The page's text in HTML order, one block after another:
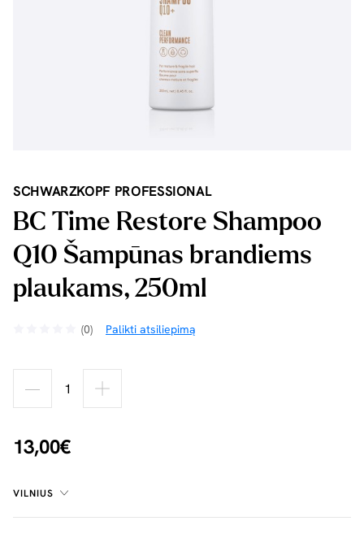
SCHWARZKOPF PROFESSIONAL
BC Time Restore Shampoo
Q10 Šampūnas brandiems
plaukams, 250ml
(0) Palikti atsiliepimą
13,00€
VILNIUS